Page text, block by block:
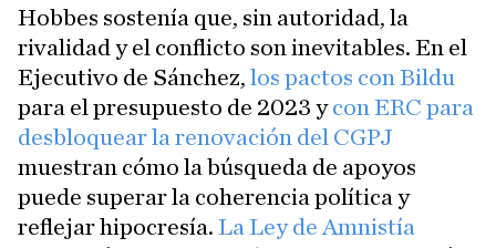
Hobbes sostenía que, sin autoridad, la
rivalidad y el conflicto son inevitables. En el
Ejecutivo de Sánchez, los pactos con Bildu
para el presupuesto de 2023 ycon ERC para
desbloquear la renovación del CGPJ
muestran cómo la búsqueda de apoyos
puede superar la coherencia política y
reflejar hipocresía. La Ley de Amnistía